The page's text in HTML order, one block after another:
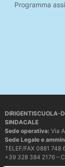
Programma
DIRIGENTISCUOLA-
SINDACALE
Sede operativa: Via
Sede Legale e
TELEF/FAX 0881 748
+39 328 384 2176 –